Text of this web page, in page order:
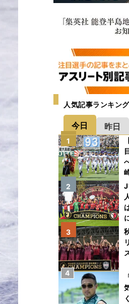
人気記事ランキング
今日 昨日
1
2
3
4